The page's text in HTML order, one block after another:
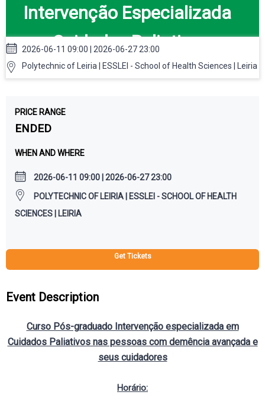
Intervenção Especializada
em Cuidados Paliativos nas
Pessoas com Demência
2026-06-11 09:00 | 2026-06-27 23:00
Polytechnic of Leiria | ESSLEI - School of Health Sciences | Leiria
PRICE RANGE
ENDED
WHEN AND WHERE
2026-06-11 09:00 | 2026-06-27 23:00
POLYTECHNIC OF LEIRIA | ESSLEI - SCHOOL OF HEALTH
SCIENCES | LEIRIA
Get Tickets
Event Description
Curso Pós-graduado Intervenção especializada em
Cuidados Paliativos nas pessoas com demência avançada e
seus cuidadores
Horário: